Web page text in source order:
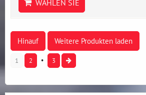
WÄHLEN SIE
Hinauf Weitere Produkten laden
1 2 3